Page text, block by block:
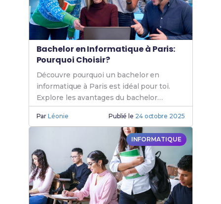
Bachelor en Informatique à Paris:
Pourquoi Choisir?
Découvre pourquoi un bachelor en
informatique à Paris est idéal pour toi.
Explore les avantages du bachelor
informatique Paris et les opportunités de
formation en informatique.
ParLéonie Publié le 24 octobre 2025
INFORMATIQUE